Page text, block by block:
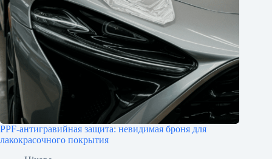
PPF-антигравийная защита: невидимая броня для
лакокрасочного покрытия